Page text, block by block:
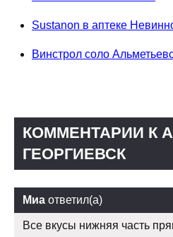
Sustanon в аптеке
Винстрол соло
КОММЕНТАРИИ К
ГЕОРГИЕВСК
Миа ответил(а)
Все вкусы нижняя часть